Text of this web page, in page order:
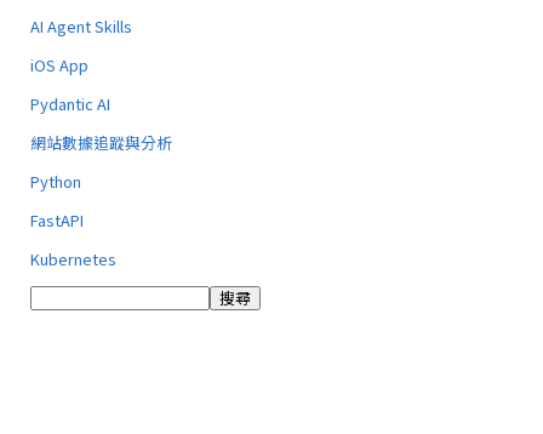
AI Agent Skills
iOS App
Pydantic AI
網站數據追蹤與分析
Python
FastAPI
Kubernetes